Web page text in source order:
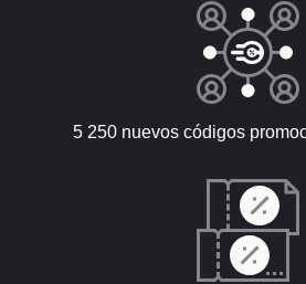
5 250 nuevos códigos